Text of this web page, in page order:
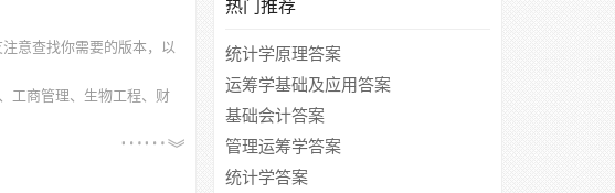
意查找你需要的版本，以
工商管理、生物工程、财
热门推荐
统计学原理答案
运筹学基础及应用答案
基础会计答案
管理运筹学答案
统计学答案